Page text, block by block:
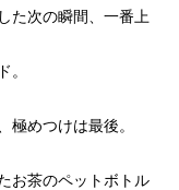
た次の瞬間、一番上
。
極めつけは最後。
お茶のペットボトル